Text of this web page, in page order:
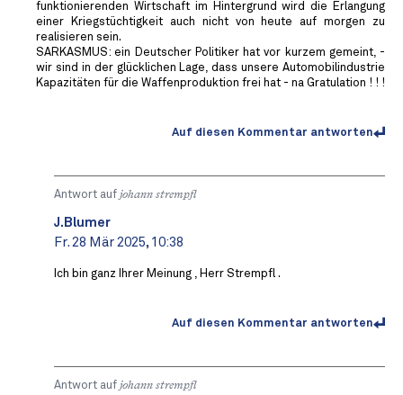
funktionierenden Wirtschaft im Hintergrund wird die Erlangung
einer Kriegstüchtigkeit auch nicht von heute auf morgen zu
realisieren sein.
SARKASMUS: ein Deutscher Politiker hat vor kurzem gemeint, -
wir sind in der glücklichen Lage, dass unsere Automobilindustrie
Kapazitäten für die Waffenproduktion frei hat - na Gratulation ! ! !
Auf diesen Kommentar antworten
Antwort auf johann strempfl
J.Blumer
Fr. 28 Mär 2025, 10:38
Ich bin ganz Ihrer Meinung , Herr Strempfl .
Auf diesen Kommentar antworten
Antwort auf johann strempfl